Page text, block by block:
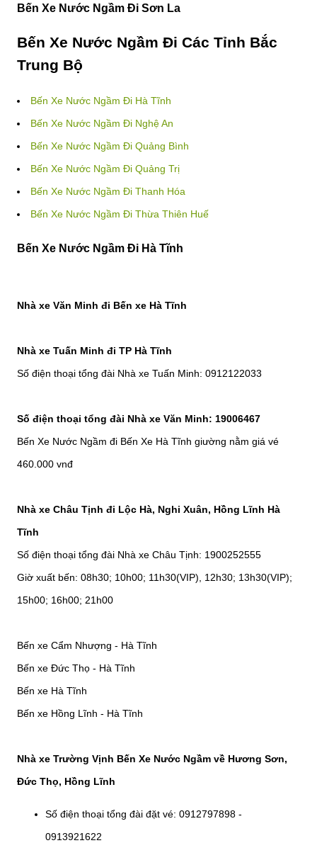
Bến Xe Nước Ngầm Đi Sơn La
Bến Xe Nước Ngầm Đi Các Tỉnh Bắc
Trung Bộ
Bến Xe Nước Ngầm Đi Hà Tĩnh
Bến Xe Nước Ngầm Đi Nghệ An
Bến Xe Nước Ngầm Đi Quảng Bình
Bến Xe Nước Ngầm Đi Quảng Trị
Bến Xe Nước Ngầm Đi Thanh Hóa
Bến Xe Nước Ngầm Đi Thừa Thiên Huế
Bến Xe Nước Ngầm Đi Hà Tĩnh
Nhà xe Văn Minh đi Bến xe Hà Tĩnh
Nhà xe Tuấn Minh đi TP Hà Tĩnh
Số điện thoại tổng đài Nhà xe Tuấn Minh: 0912122033
Số điện thoại tổng đài Nhà xe Văn Minh: 19006467
Bến Xe Nước Ngầm đi Bến Xe Hà Tĩnh giường nằm giá vé
460.000 vnđ
Nhà xe Châu Tịnh đi Lộc Hà, Nghi Xuân, Hồng Lĩnh Hà
Tĩnh
Số điện thoại tổng đài Nhà xe Châu Tịnh: 1900252555
Giờ xuất bến: 08h30; 10h00; 11h30(VIP), 12h30; 13h30(VIP);
15h00; 16h00; 21h00
Bến xe Cẩm Nhượng - Hà Tĩnh
Bến xe Đức Thọ - Hà Tĩnh
Bến xe Hà Tĩnh
Bến xe Hồng Lĩnh - Hà Tĩnh
Nhà xe Trường Vịnh Bến Xe Nước Ngầm về Hương Sơn,
Đức Thọ, Hồng Lĩnh
Số điện thoại tổng đài đặt vé: 0912797898 -
0913921622